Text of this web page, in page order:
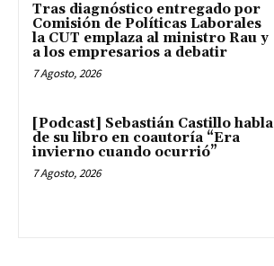
Tras diagnóstico entregado por
Comisión de Políticas Laborales
la CUT emplaza al ministro Rau y
a los empresarios a debatir
7 Agosto, 2026
[Podcast] Sebastián Castillo habla
de su libro en coautoría “Era
invierno cuando ocurrió”
7 Agosto, 2026